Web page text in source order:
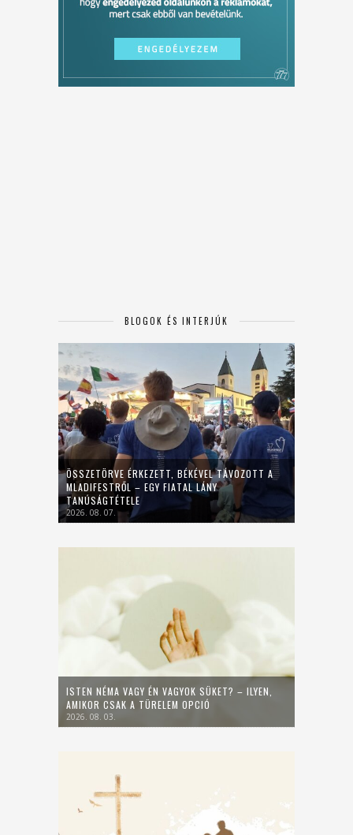
BLOGOK ÉS INTERJÚK
ÖSSZETÖRVE ÉRKEZETT, BÉKÉVEL TÁVOZOTT A
MLADIFESTRŐL – EGY FIATAL LÁNY
TANÚSÁGTÉTELE
2026. 08. 07.
ISTEN NÉMA VAGY ÉN VAGYOK SÜKET? – ILYEN,
AMIKOR CSAK A TÜRELEM OPCIÓ
2026. 08. 03.